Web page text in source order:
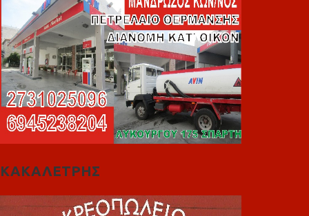
ΚΑΚΑΛΕΤΡΗΣ